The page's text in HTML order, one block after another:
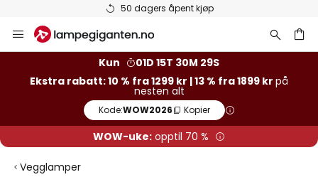
Varer på lager sendes raskt
Hopp
til
Kun
01D 15T 30M 28S
Ekstra rabatt: 10 % fra 1299 kr | 13 % fra 1899 kr på
nesten alt
Kode:WOW2026 Kopier
WOW-uke: opptil 70 %
Vegglamper